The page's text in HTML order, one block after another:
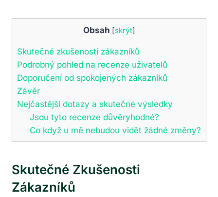
Obsah [skrýt]
Skutečné zkušenosti zákazníků
Podrobný pohled na recenze uživatelů
Doporučení od spokojených zákazníků
Závěr
Nejčastější dotazy a skutečné výsledky
Jsou tyto recenze důvěryhodné?
Co když u mě nebudou vidět žádné změny?
Skutečné Zkušenosti
Zákazníků